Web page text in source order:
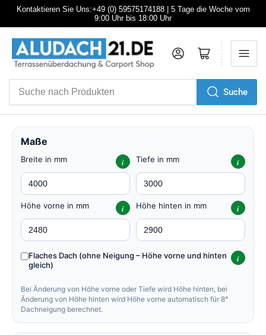
Kontaktieren Sie Uns:+49 (0) 59575174188 | 5 Tage die Woche vom
9:00 Uhr bis 18:00 Uhr
Produkten
Suche
AnmeldenMini-Warenkorb öffnen